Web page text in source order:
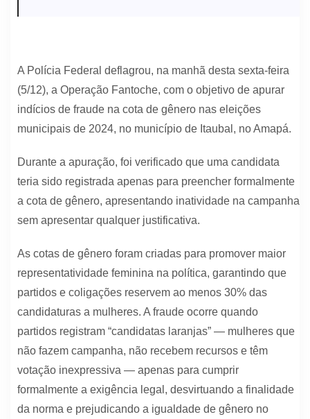
A Polícia Federal deflagrou, na manhã desta sexta-feira
(5/12), a Operação Fantoche, com o objetivo de apurar
indícios de fraude na cota de gênero nas eleições
municipais de 2024, no município de Itaubal, no Amapá.
Durante a apuração, foi verificado que uma candidata
teria sido registrada apenas para preencher formalmente
a cota de gênero, apresentando inatividade na campanha
sem apresentar qualquer justificativa.
As cotas de gênero foram criadas para promover maior
representatividade feminina na política, garantindo que
partidos e coligações reservem ao menos 30% das
candidaturas a mulheres. A fraude ocorre quando
partidos registram “candidatas laranjas” — mulheres que
não fazem campanha, não recebem recursos e têm
votação inexpressiva — apenas para cumprir
formalmente a exigência legal, desvirtuando a finalidade
da norma e prejudicando a igualdade de gênero no